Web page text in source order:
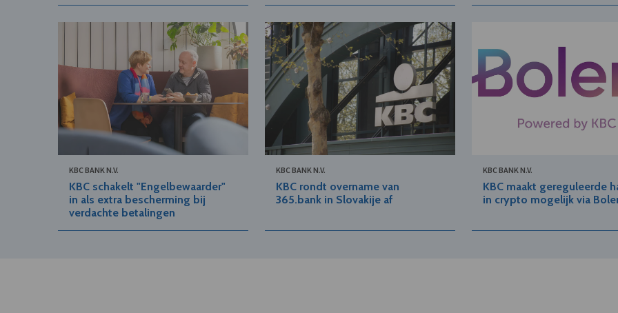
KBC BANK N.V.
KBC schakelt "Engelbewaarder"
in als extra bescherming bij
verdachte betalingen
KBC BANK N.V.
KBC rondt overname van
365.bank in Slovakije af
KBC BANK N.V.
KBC maakt gereguleerde
in crypto mogelijk via